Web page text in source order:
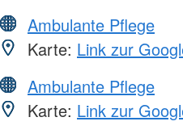
Ambulante Pflege
Karte: Link zur
Ambulante Pflege
Karte: Link zur